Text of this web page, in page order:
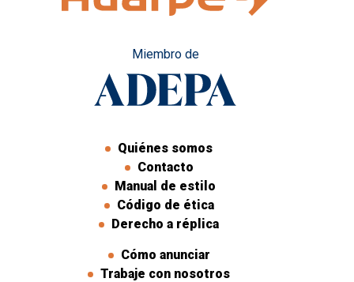
Miembro de
Quiénes somos
Contacto
Manual de estilo
Código de ética
Derecho a réplica
Cómo anunciar
Trabaje con nosotros